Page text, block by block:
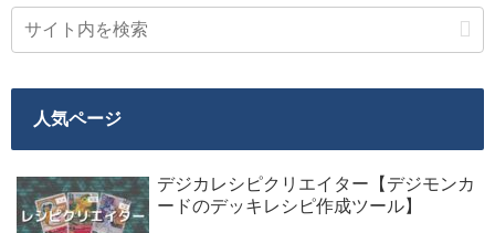
人気ページ
デジカレシピクリエイター【デジモンカ
ードのデッキレシピ作成ツール】